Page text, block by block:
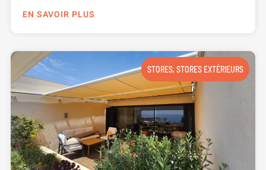
EN SAVOIR PLUS
STORES,STORES EXTÉRIEURS